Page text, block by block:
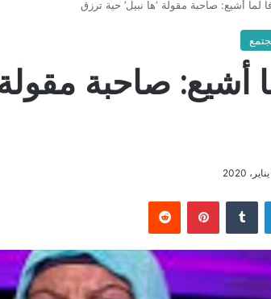
لما أشيع: صاحبة مقولة ‘ها نبيل’ حية ترزق
أشيع: صاحبة مقولة
لينكدإن بينتيريست